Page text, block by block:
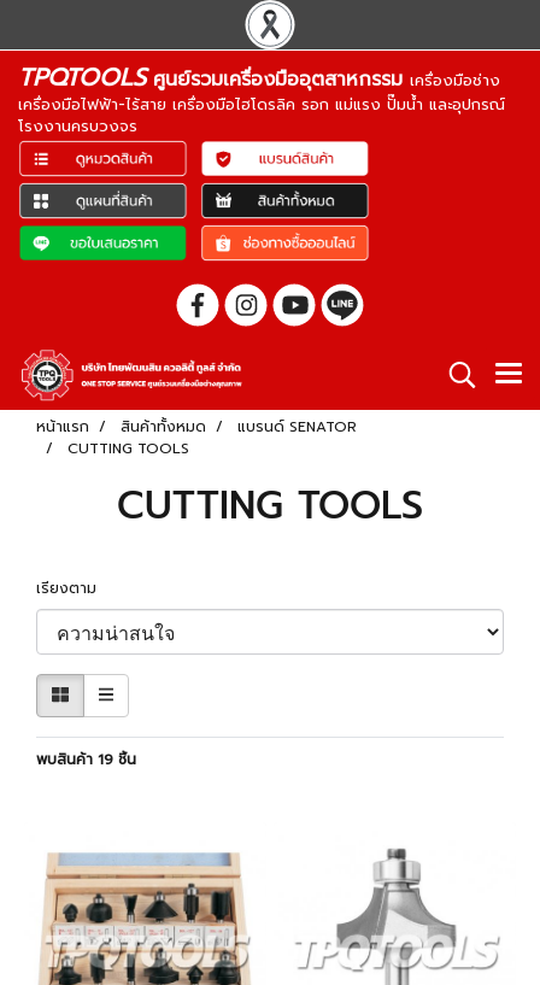
TPQTOOLSศูนย์รวมเครื่องมืออุตสาหกรรม เครื่องมือช่าง
เครื่องมือไฟฟ้า-ไร้สาย เครื่องมือไฮโดรลิค รอก แม่แรง ปั๊มน้ำ และอุปกรณ์
โรงงานครบวงจร
หน้าแรก สินค้าทั้งหมด
แบรนด์ SENATOR
CUTTING TOOLS
CUTTING TOOLS
เรียงตาม
พบสินค้า 19 ชิ้น